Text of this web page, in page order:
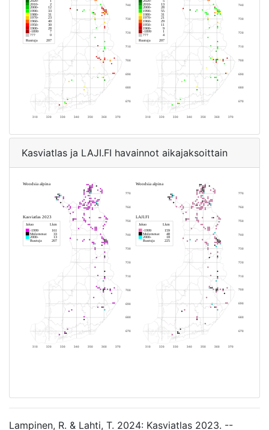
Kasviatlas ja LAJI.FI havainnot aikajaksoittain
Lampinen, R. & Lahti, T. 2024: Kasviatlas 2023. --